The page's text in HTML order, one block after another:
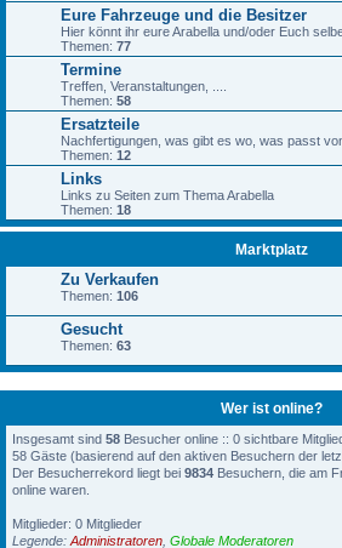
Eure Fahrzeuge und die Besitzer
Hier könnt ihr eure Arabella und/oder Euch
Themen: 77
Termine
Treffen, Veranstaltungen, ....
Themen: 58
Ersatzteile
Nachfertigungen, was gibt es wo, was passt
Themen: 12
Links
Links zu Seiten zum Thema Arabella
Themen: 18
Marktplatz
Zu Verkaufen
Themen: 106
Gesucht
Themen: 63
Wer ist online?
Insgesamt sind 58 Besucher online :: 0 sichtbare
58 Gäste (basierend auf den aktiven Besuchern der
Der Besucherrekord liegt bei 9834 Besuchern, die am
online waren.
Mitglieder: 0 Mitglieder
Legende: Administratoren Globale Moderatoren